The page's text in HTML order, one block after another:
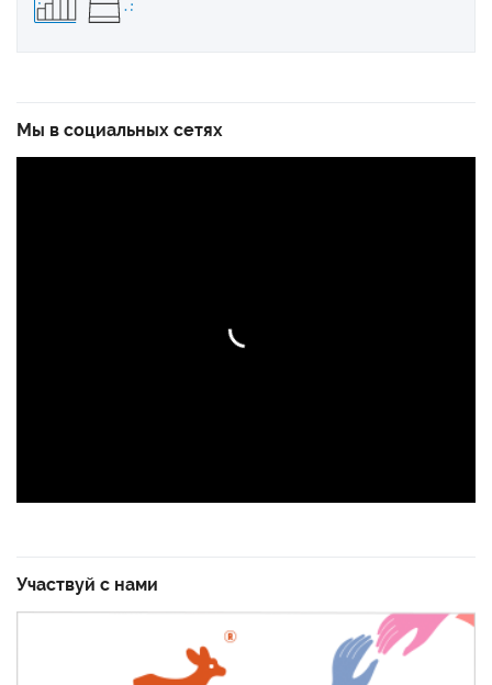
Мы в социальных сетях
Участвуй с нами